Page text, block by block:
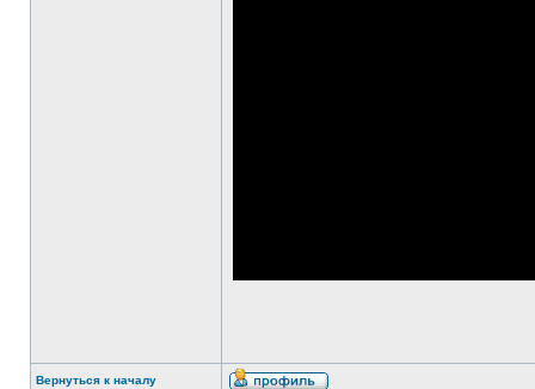
Вернуться к началу